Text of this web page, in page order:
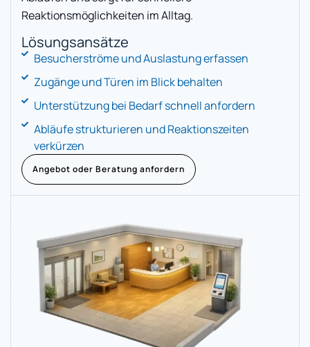
Reaktionsmöglichkeiten im Alltag.
Lösungsansätze
Besucherströme und Auslastung erfassen
Zugänge und Türen im Blick behalten
Unterstützung bei Bedarf schnell anfordern
Abläufe strukturieren und Reaktionszeiten
verkürzen
Angebot oder Beratung anfordern